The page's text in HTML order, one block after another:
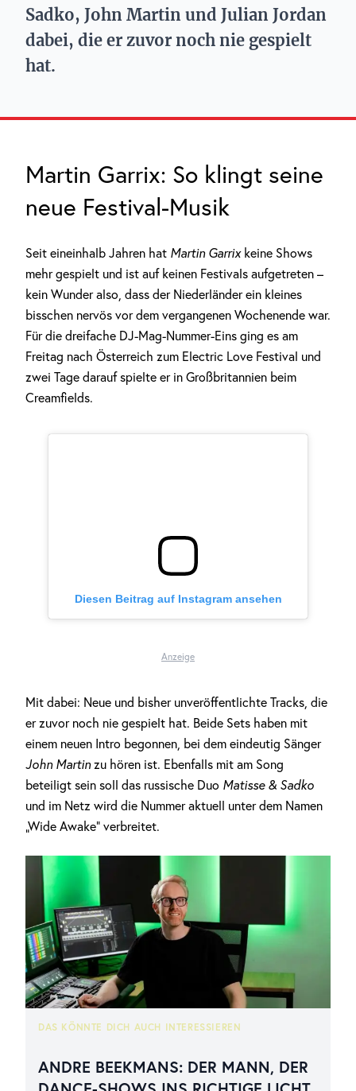
Sadko, John Martin und Julian Jordan
dabei, die er zuvor noch nie gespielt
hat.
Martin Garrix: So klingt seine
neue Festival-Musik
Seit eineinhalb Jahren hat Martin Garrixkeine Shows
mehr gespielt und ist auf keinen Festivals aufgetreten –
kein Wunder also, dass der Niederländer ein kleines
bisschen nervös vor dem vergangenen Wochenende war.
Für die dreifache DJ-Mag-Nummer-Eins ging es am
Freitag nach Österreich zum Electric Love Festival und
zwei Tage darauf spielte er in Großbritannien beim
Creamfields.
Diesen Beitrag auf Instagram ansehen
Anzeige
Mit dabei: Neue und bisher unveröffentlichte Tracks, die
er zuvor noch nie gespielt hat. Beide Sets haben mit
einem neuen Intro begonnen, bei dem eindeutig Sänger
John Martinzu hören ist. Ebenfalls mit am Song
beteiligt sein soll das russische Duo Matisse & Sadko
und im Netz wird die Nummer aktuell unter dem Namen
„Wide Awake“ verbreitet.
DAS KÖNNTE DICH AUCH INTERESSIEREN
ANDRE BEEKMANS: DER MANN, DER